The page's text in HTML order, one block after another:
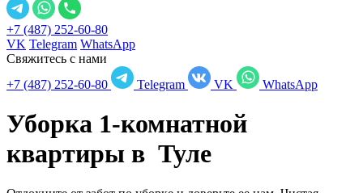
+7 (487) 252-60-80
VK Telegram WhatsApp
Свяжитесь с нами
+7 (487) 252-60-80
Telegram VK WhatsApp
Уборка 1-комнатной
квартиры в Туле